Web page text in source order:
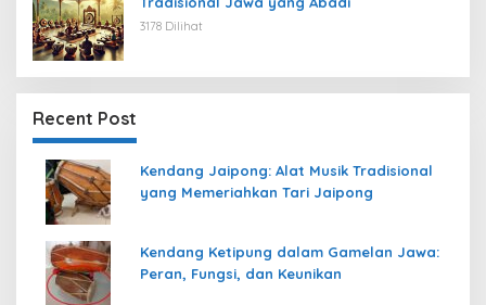
3178 Dilihat
Recent Post
Kendang Jaipong: Alat Musik Tradisional
yang Memeriahkan Tari Jaipong
Kendang Ketipung dalam Gamelan Jawa:
Peran, Fungsi, dan Keunikan